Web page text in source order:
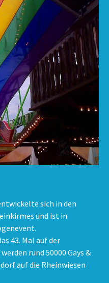
sich in den
und ist in
43. Mal auf der
rund 50000 Gays &
auf die Rheinwiesen